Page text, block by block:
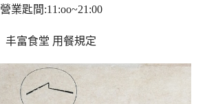
營業匙間:11:oo~21:00
丰富食堂 用餐規定